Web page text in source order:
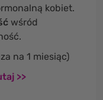
kobiet.
wśród
na 1 miesiąc)
>>